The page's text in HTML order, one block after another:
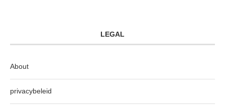
LEGAL
About
privacybeleid